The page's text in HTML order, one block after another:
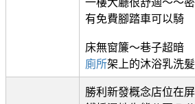
有免費腳踏車可以騎
床無窗簾～巷子超暗
廁所架上的沐浴乳洗
勝利新發概念店位在